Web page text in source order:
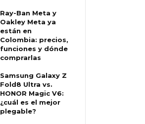
Ray-Ban Meta y
Oakley Meta ya
están en
Colombia: precios,
funciones y dónde
comprarlas
Samsung Galaxy Z
Fold8 Ultra vs.
HONOR Magic V6:
¿cuál es el mejor
plegable?